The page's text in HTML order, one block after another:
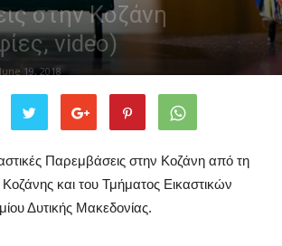
στην Κοζάνη
video)
June 19, 2018
Παρεμβάσεις στην Κοζάνη από τη
και του Τμήματος Εικαστικών
Δυτικής Μακεδονίας.